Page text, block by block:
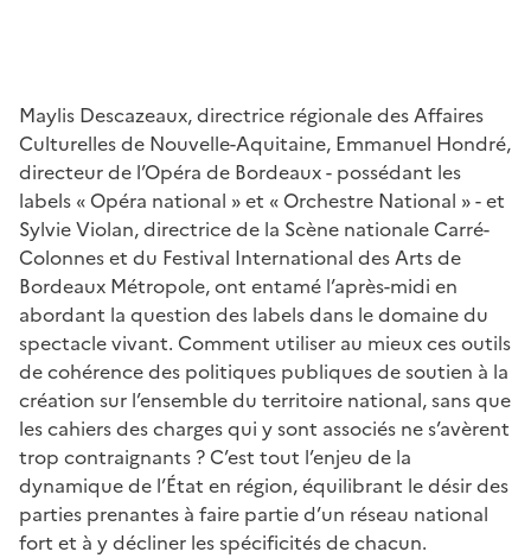
Maylis Descazeaux, directrice régionale des Affaires
Culturelles de Nouvelle-Aquitaine, Emmanuel Hondré,
directeur de l’Opéra de Bordeaux - possédant les
labels « Opéra national » et « Orchestre National » - et
Sylvie Violan, directrice de la Scène nationale Carré-
Colonnes et du Festival International des Arts de
Bordeaux Métropole, ont entamé l’après-midi en
abordant la question des labels dans le domaine du
spectacle vivant. Comment utiliser au mieux ces outils
de cohérence des politiques publiques de soutien à la
création sur l’ensemble du territoire national, sans que
les cahiers des charges qui y sont associés ne s’avèrent
trop contraignants ? C’est tout l’enjeu de la
dynamique de l’État en région, équilibrant le désir des
parties prenantes à faire partie d’un réseau national
fort et à y décliner les spécificités de chacun.